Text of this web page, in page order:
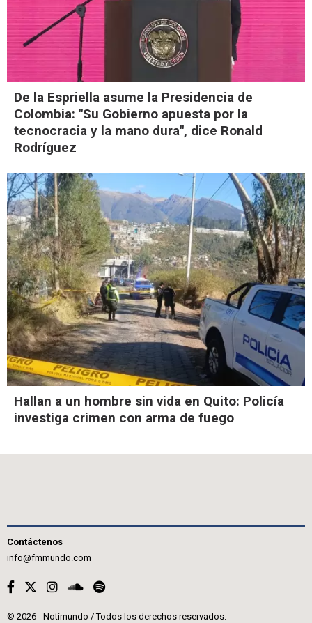
De la Espriella asume la Presidencia de
Colombia: "Su Gobierno apuesta por la
tecnocracia y la mano dura", dice Ronald
Rodríguez
Hallan a un hombre sin vida en Quito: Policía
investiga crimen con arma de fuego
Contáctenos
info@fmmundo.com
© 2026 - Notimundo / Todos los derechos reservados.